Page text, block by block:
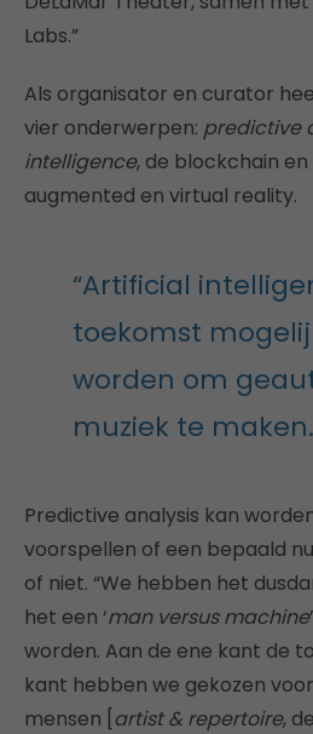
Labs.”
Als organisator en curator
vier onderwerpen: predictive
intelligence, de blockchain en
augmented en virtual reality.
“Artificial
toekomst
worden om
muziek te
Predictive analysis kan
voorspellen of een bepaald
of niet. “We hebben het
het een ‘man versus machine
worden. Aan de ene kant de
kant hebben we gekozen
mensen [artist & repertoire,